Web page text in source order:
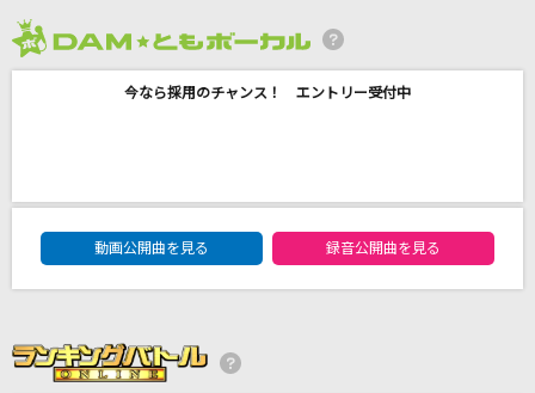
back numberメドレー
CLOUDY HEART(GIGS at BUDOKAN BEAT EM
OTION ROCK'N ROLL CIRCUS TOUR)
「熱き星たちよ」横浜DeNAベイスターズ球団歌
今なら採用のチャンス！ エントリー受付中
DAM★ともボーカルエントリーランキング
動画公開曲を見る
録音公開曲を見る